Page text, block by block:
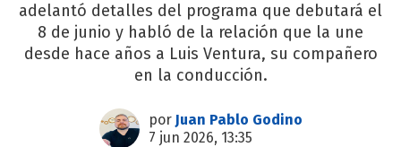
adelantó detalles del programa que debutará el
8 de junio y habló de la relación que la une
desde hace años a Luis Ventura, su compañero
en la conducción.
por Juan Pablo Godino
7 jun 2026, 13:35